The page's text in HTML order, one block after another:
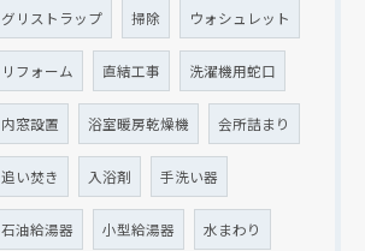
グリストラップ 掃除 ウォシュレット
リフォーム 直結工事 洗濯機用蛇口
内窓設置 浴室暖房乾燥機 会所詰まり
追い焚き 入浴剤 手洗い器
石油給湯器 小型給湯器 水まわり